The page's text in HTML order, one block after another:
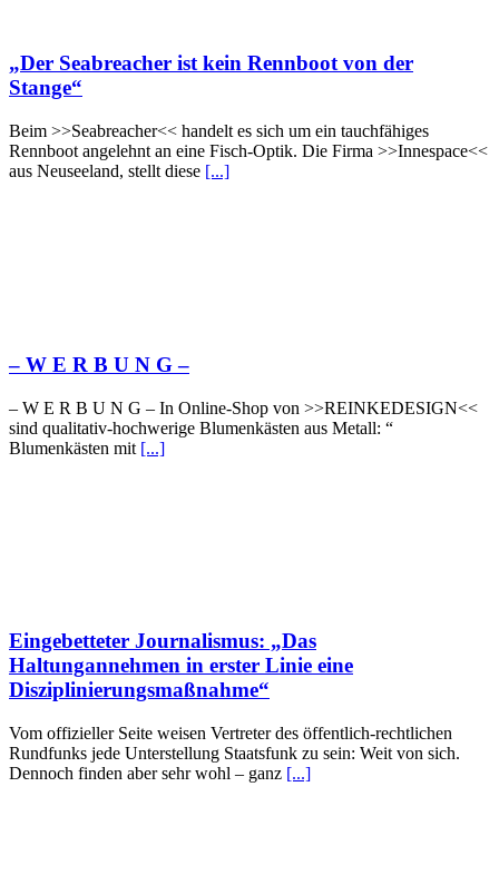
„Der Seabreacher ist kein Rennboot von der
Stange“
Beim >>Seabreacher<< handelt es sich um ein tauchfähiges
Rennboot angelehnt an eine Fisch-Optik. Die Firma >>Innespace<<
aus Neuseeland, stellt diese [...]
– W Ε R Β U Ν G –
– W Ε R Β U Ν G – In Online-Shop von >>REINKEDESIGN<<
sind qualitativ-hochwerige Blumenkästen aus Metall: “
Blumenkästen mit [...]
Eingebetteter Journalismus: „Das
Haltungannehmen in erster Linie eine
Disziplinierungsmaßnahme“
Vom offizieller Seite weisen Vertreter des öffentlich-rechtlichen
Rundfunks jede Unterstellung Staatsfunk zu sein: Weit von sich.
Dennoch finden aber sehr wohl – ganz [...]